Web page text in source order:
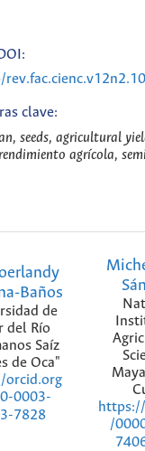
clave:
seeds, agricultural
agrícola,
Baños
de
del Río
Saíz
de Oca"
orcid.org
0003-
7828
/